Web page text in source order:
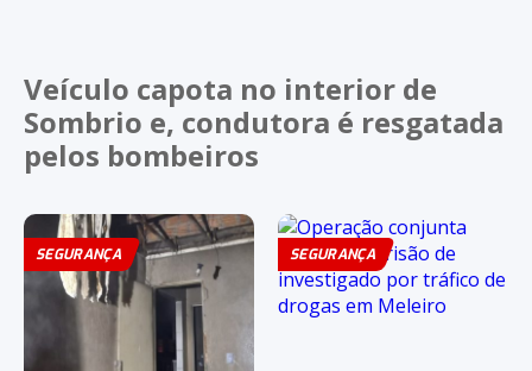
Veículo capota no interior de
Sombrio e, condutora é resgatada
pelos bombeiros
SEGURANÇA SEGURANÇA